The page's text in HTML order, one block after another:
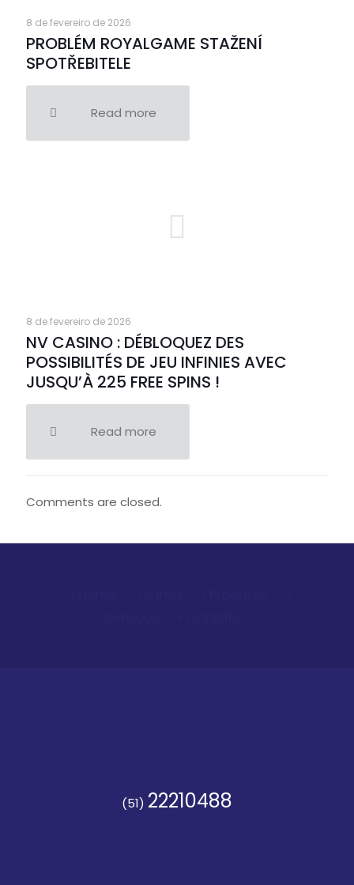
8 de fevereiro de 2026
PROBLÉM ROYALGAME STAŽENÍ
SPOTŘEBITELE
Read more
8 de fevereiro de 2026
NV CASINO : DÉBLOQUEZ DES
POSSIBILITÉS DE JEU INFINIES AVEC
JUSQU’À 225 FREE SPINS !
Read more
Comments are closed.
(51) 22210488